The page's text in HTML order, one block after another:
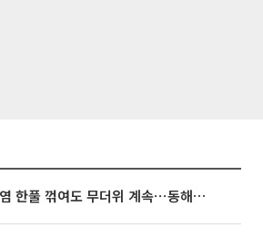
[내일 날씨] 폭염 한풀 꺾여도 무더위 계속⋯동해안 이틀 연속 비